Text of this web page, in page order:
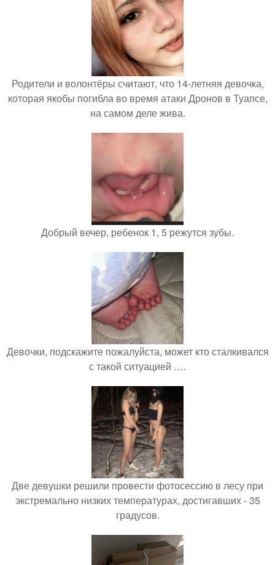
Родители и волонтёры считают, что 14-летняя девочка,
которая якобы погибла во время атаки Дронов в Туапсе,
на самом деле жива.
Добрый вечер, ребенок 1, 5 режутся зубы.
Девочки, подскажите пожалуйста, может кто сталкивался
с такой ситуацией ….
Две девушки решили провести фотосессию в лесу при
экстремально низких температурах, достигавших - 35
градусов.